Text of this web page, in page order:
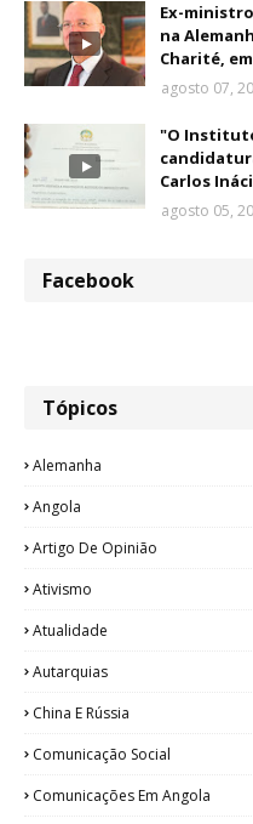
Ex-
na
Charité,
agosto 07,
"O
Carlos
agosto 05,
Facebook
Tópicos
Alemanha
Angola
Artigo De Opinião
Ativismo
Atualidade
Autarquias
China E Rússia
Comunicação Social
Comunicações Em Angola